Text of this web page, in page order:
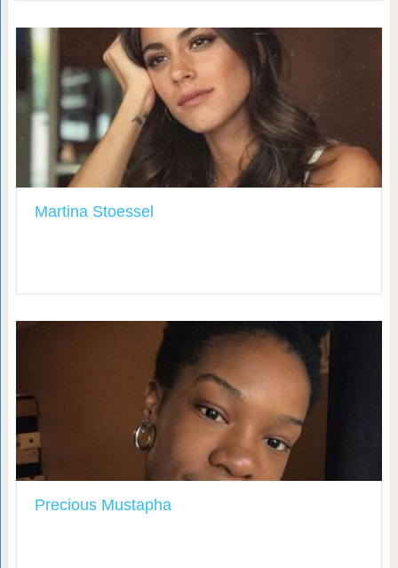
Martina Stoessel
Precious Mustapha